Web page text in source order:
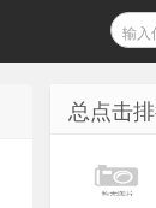
总点击